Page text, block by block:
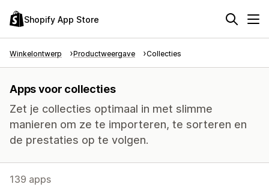
Shopify App Store
Winkelontwerp Productweergave Collecties
Apps voor collecties
Zet je collecties optimaal in met slimme
manieren om ze te importeren, te sorteren en
de prestaties op te volgen.
139 apps